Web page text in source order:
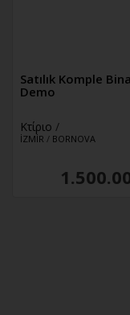
Satılık Komple
Demo
Κτίριο /
İZMİR / BORNOVA